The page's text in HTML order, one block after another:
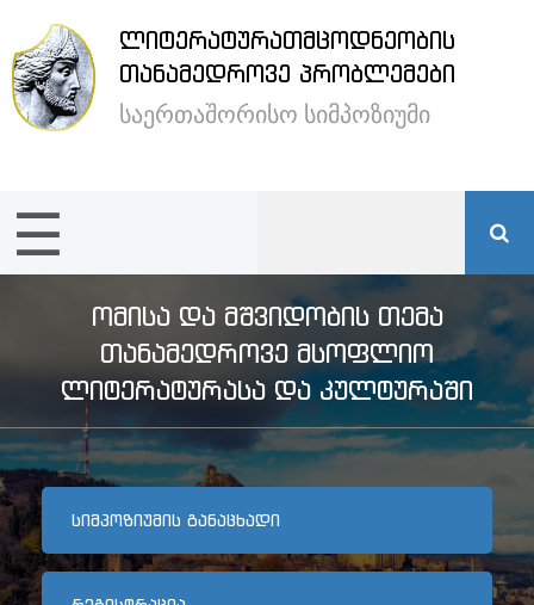
ᲚᲘᲢᲔᲠᲐᲢᲣᲠᲐᲗᲛᲪᲝᲓᲜᲔᲝᲑᲘᲡ
ᲗᲐᲜᲐᲛᲔᲓᲠᲝᲕᲔ ᲞᲠᲝᲑᲚᲔᲛᲔᲑᲘ
საერთაშორისო სიმპოზიუმი
×
ენა /
მთავარი
სიმპოზიუმის
შესახებ
სტუმრების
განთავსება
არქივი
☰
ᲝᲛᲘᲡᲐ ᲓᲐ ᲛᲨᲕᲘᲓᲝᲑᲘᲡ ᲗᲔᲛᲐ
ᲗᲐᲜᲐᲛᲔᲓᲠᲝᲕᲔ ᲛᲡᲝᲤᲚᲘᲝ
ᲚᲘᲢᲔᲠᲐᲢᲣᲠᲐᲡᲐ ᲓᲐ ᲙᲣᲚᲢᲣᲠᲐᲨᲘ
ᲡᲘᲛᲞᲝᲖᲘᲣᲛᲘᲡ ᲒᲐᲜᲐᲪᲮᲐᲓᲘ